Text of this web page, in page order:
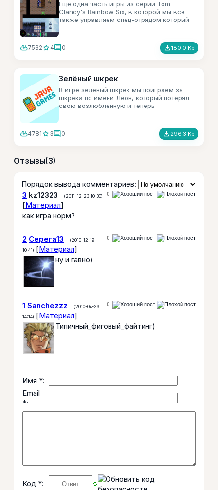
Ещё одна часть игры из серии Tom
Clancy's Rainbow Six, в которой мы всё
также управляем спец-отрядом который
cloud_download7532 star 4comment0 file_download180.0 Kb
Зелёный шкрек
В игре зелёный шкрек мы поиграем за
шкрека по имени Леон, который потерял
свою возлюбленную и теперь
погодными условиями. В этой игре
прийдется не только бродить, но и изрядно
cloud_download4781 star 3comment0 file_download 296.3 Kb
Отзывы(3)
Порядок вывода комментариев:
0
3 kz12323 (2011-12-23 10:30)
[Материал]
как игра норм?
0
2 Серега13
(2010-12-19
10:41) [Материал]
ну и гавно)
0
1 Sanchezzz
(2010-04-29
14:14) [Материал]
Типичный_фиговый_файтинг)
Имя *:
Email
*:
Код *: